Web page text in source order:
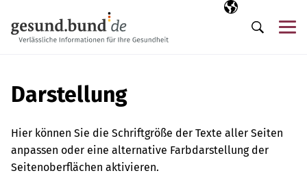
Ausgewählte
DE
Suche
Darstellung
Hier können Sie die Schriftgröße der Texte aller Seiten
anpassen oder eine alternative Farbdarstellung der
Seitenoberflächen aktivieren.